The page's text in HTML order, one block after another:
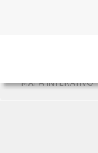
SNS –
MAPA INTERATIVO